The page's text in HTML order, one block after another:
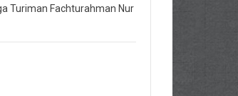
Turiman Fachturahman Nur